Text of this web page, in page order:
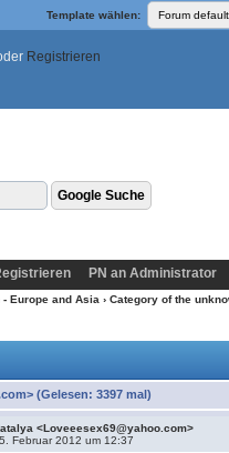
Template wählen:
Registrieren
PN an Administrator
Europe and Asia › Category of the
(Gelesen: 3397 mal)
<Loveeesex69@yahoo.com>
Februar 2012 um 12:37